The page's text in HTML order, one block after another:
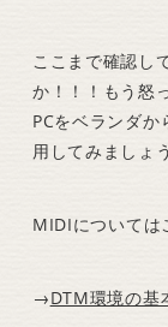
ここまで確認し
か！！！もう怒
PCをベランダ
用してみましょう
MIDIについては
→DTM環境の基